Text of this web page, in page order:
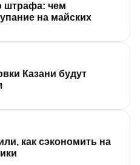
штрафа: чем
на майских
Казани будут
как сэкономить на